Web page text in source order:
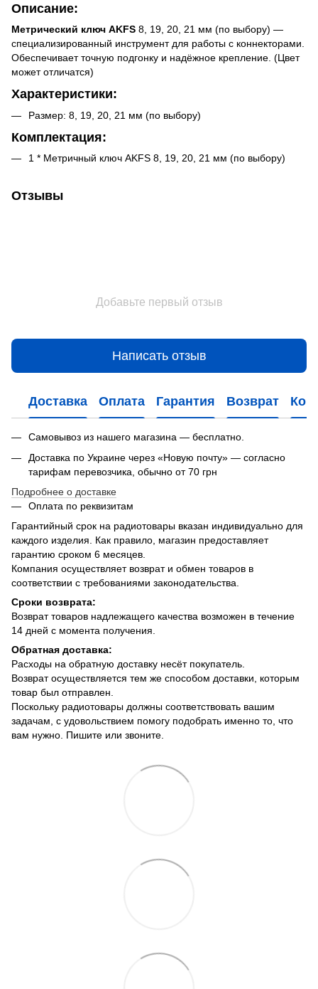
Описание:
Метрический ключ AKFS 8, 19, 20, 21 мм (по выбору) —
специализированный инструмент для работы с коннекторами.
Обеспечивает точную подгонку и надёжное крепление. (Цвет
может отличатся)
Характеристики:
Размер: 8, 19, 20, 21 мм (по выбору)
Комплектация:
1 * Метричный ключ AKFS 8, 19, 20, 21 мм (по выбору)
Отзывы
Добавьте первый отзыв
Написать отзыв
Доставка Оплата Гарантия Возврат
Самовывоз из нашего магазина — бесплатно.
Доставка по Украине через «Новую почту» — согласно
тарифам перевозчика, обычно от 70 грн
Подробнее о доставке
Оплата по реквизитам
Гарантийный срок на радиотовары вказан индивидуально для
каждого изделия. Как правило, магазин предоставляет
гарантию сроком 6 месяцев.
Компания осуществляет возврат и обмен товаров в
соответствии с требованиями законодательства.
Сроки возврата:
Возврат товаров надлежащего качества возможен в течение
14 дней с момента получения.
Обратная доставка:
Расходы на обратную доставку несёт покупатель.
Возврат осуществляется тем же способом доставки, которым
товар был отправлен.
Поскольку радиотовары должны соответствовать вашим
задачам, с удовольствием помогу подобрать именно то, что
вам нужно. Пишите или звоните.